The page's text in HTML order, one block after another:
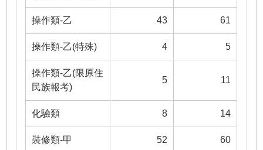
操作類-乙 43 61
操作類-乙(特殊) 4 5
操作類-乙(限原住
民族報考)
5 11
化驗類 8 14
裝修類-甲 52 60